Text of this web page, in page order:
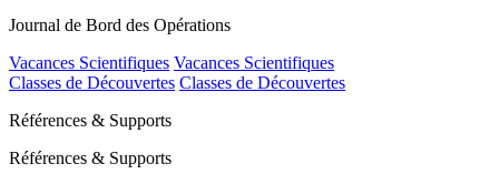
Journal de Bord des Opérations
Vacances Scientifiques Vacances Scientifiques
Classes de Découvertes Classes de Découvertes
Références & Supports
Références & Supports